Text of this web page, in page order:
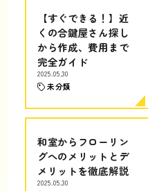
【すぐできる！】近
くの合鍵屋さん探し
から作成、費用まで
完全ガイド
2025.05.30
未分類
和室からフローリン
グへのメリットとデ
メリットを徹底解説
2025.05.30